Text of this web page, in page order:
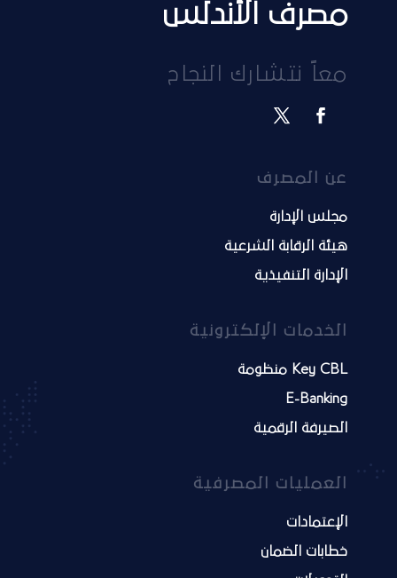
مصرف الأندلس
معاً نتشارك النجاح
عن المصرف
مجلس الإدارة
هيئة الرقابة الشرعية
الإدارة التنفيذية
الخدمات الإلكترونية
Key CBL منظومة
E-Banking
الصيرفة الرقمية
العمليات المصرفية
الإعتمادات
خطابات الضمان